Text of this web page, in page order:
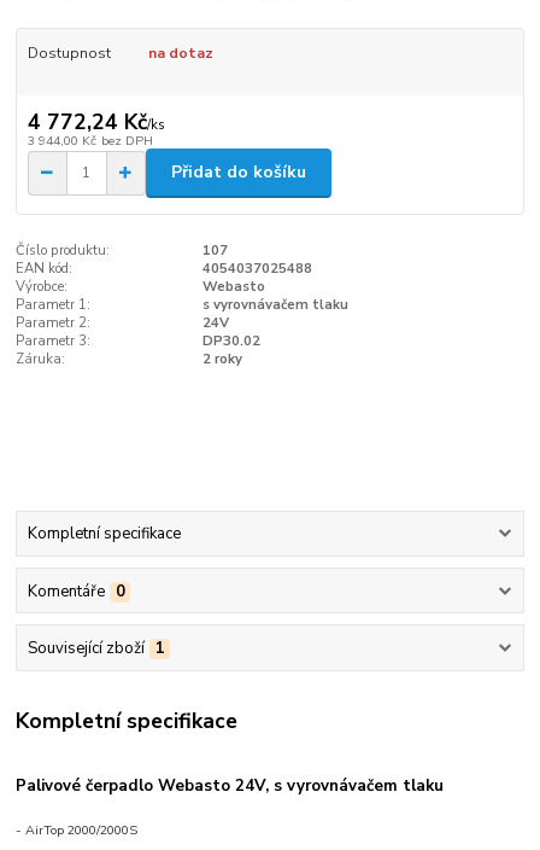
Dostupnost na dotaz
4 772,24 Kč/ks
3 944,00 Kč bez DPH
Přidat do košíku
Číslo produktu:
107
EAN kód:
4054037025488
Výrobce:
Webasto
Parametr 1:
s vyrovnávačem tlaku
Parametr 2:
24V
Parametr 3:
DP30.02
Záruka:
2 roky
Kompletní specifikace
Komentáře 0
Související zboží 1
Kompletní specifikace
Palivové čerpadlo Webasto 24V, s vyrovnávačem tlaku
- AirTop 2000/2000S